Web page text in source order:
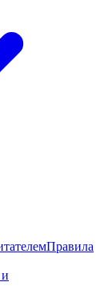
Правила